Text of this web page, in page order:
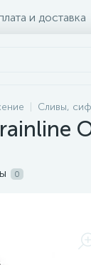
и доставка
Сливы,
0